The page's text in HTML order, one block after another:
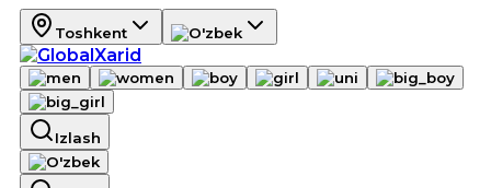
Toshkent
Izlash